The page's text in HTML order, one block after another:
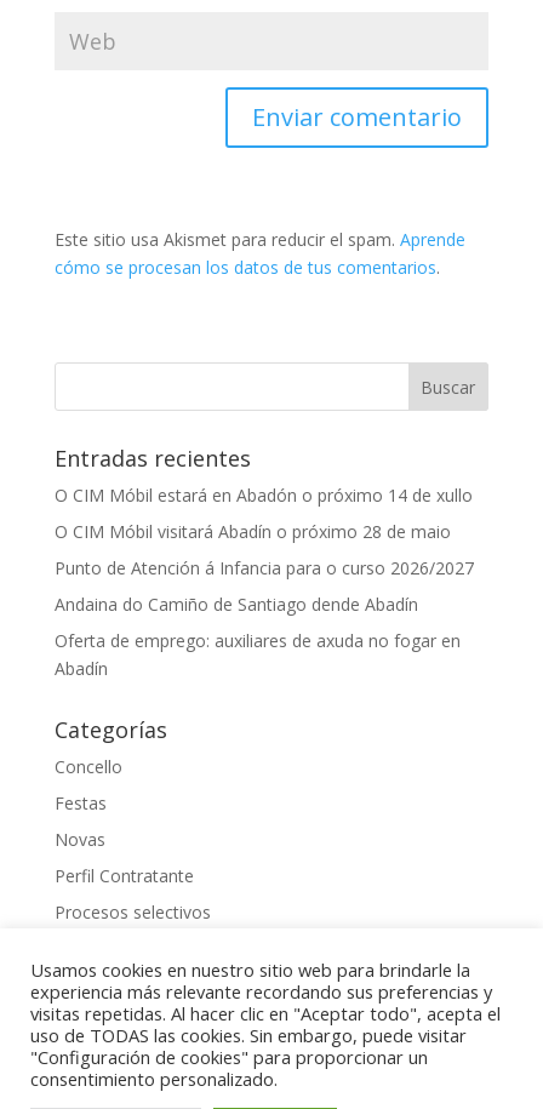
Este sitio usa Akismet para reducir el spam. Aprende
cómo se procesan los datos de tus comentarios.
Entradas recientes
O CIM Móbil estará en Abadón o próximo 14 de xullo
O CIM Móbil visitará Abadín o próximo 28 de maio
Punto de Atención á Infancia para o curso 2026/2027
Andaina do Camiño de Santiago dende Abadín
Oferta de emprego: auxiliares de axuda no fogar en
Abadín
Categorías
Concello
Festas
Novas
Perfil Contratante
Procesos selectivos
2023 Gestionado porRaquel Cuadrado
Implementado porPerfect Numbers
Usamos cookies en nuestro sitio web para brindarle la
experiencia más relevante recordando sus preferencias y
visitas repetidas. Al hacer clic en "Aceptar todo", acepta el
uso de TODAS las cookies. Sin embargo, puede visitar
"Configuración de cookies" para proporcionar un
consentimiento personalizado.